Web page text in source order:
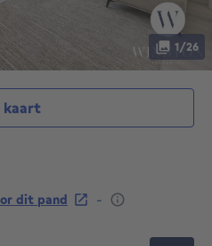
dit pand
-
1/26
kaart